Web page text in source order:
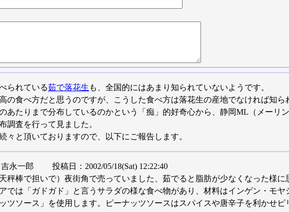
られている茹で落花生 も、全国的にはあまり知られていないようです。
の食べ方だと思うのですが、こうした食べ方は落花生の産地でなければ知ら
あたりまで分布しているのかという「痴」的好奇心から、静岡ML（メーリ
調査を行って見ました。
々と頂いておりますので、以下にご報告します。
永一郎 投稿日：2002/05/18(Sat) 12:22:40
秤棒で担いで）夜街角で売っていました、茹でると脂肪が少なくなった様
では「ガドガド」と言うサラダの様な食べ物があり、材料はインゲン・モ
ツソース」を使用します。ピーナッツソースはスパイスや唐辛子を利かせ